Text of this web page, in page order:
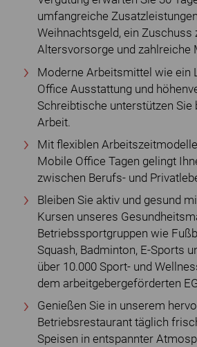
umfangreiche
Weihnachtsgeld, ein Zuschuss
Altersvorsorge und zahlreiche
Moderne Arbeitsmittel wie ein
Office Ausstattung und
Schreibtische unterstützen Sie
Arbeit.
Mit flexiblen
Mobile Office Tagen gelingt
zwischen Berufs- und
Bleiben Sie aktiv und gesund
Kursen unseres
Betriebssportgruppen wie
Squash, Badminton, E-Sports
über 10.000 Sport- und
dem arbeitgebergeförderten
Genießen Sie in unserem
Betriebsrestaurant täglich
Speisen in entspannter